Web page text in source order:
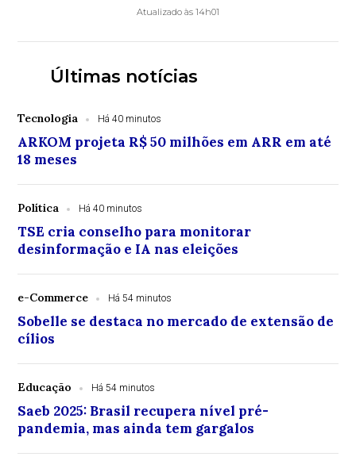
Atualizado às 14h01
Últimas notícias
Tecnologia Há 40 minutos
ARKOM projeta R$ 50 milhões em ARR em até
18 meses
Política Há 40 minutos
TSE cria conselho para monitorar
desinformação e IA nas eleições
e-Commerce Há 54 minutos
Sobelle se destaca no mercado de extensão de
cílios
Educação Há 54 minutos
Saeb 2025: Brasil recupera nível pré-
pandemia, mas ainda tem gargalos